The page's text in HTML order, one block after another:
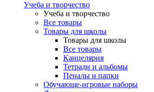
Учеба и творчество
Учеба и творчество
Все товары
Товары для школы
Товары для школы
Все товары
Канцелярия
Тетради и альбомы
Пеналы и папки
Обучающе-игровые наборы